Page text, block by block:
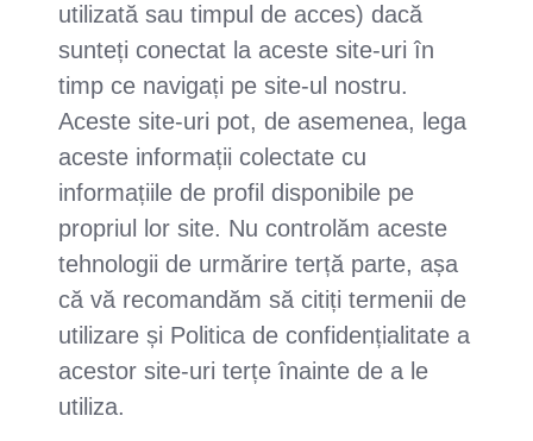
utilizată sau timpul de acces) dacă
sunteți conectat la aceste site-uri în
timp ce navigați pe site-ul nostru.
Aceste site-uri pot, de asemenea, lega
aceste informații colectate cu
informațiile de profil disponibile pe
propriul lor site. Nu controlăm aceste
tehnologii de urmărire terță parte, așa
că vă recomandăm să citiți termenii de
utilizare și Politica de confidențialitate a
acestor site-uri terțe înainte de a le
utiliza.